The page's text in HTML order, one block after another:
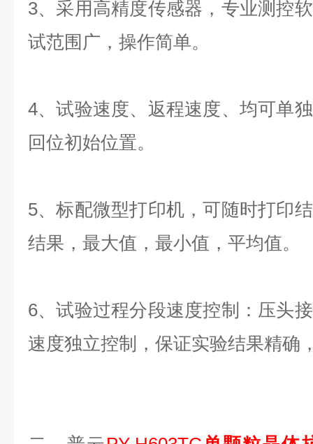
3、采用高精度传感器，专业测控
试范围广，操作简单。
4、试验速度、返程速度、均可单
回位初始位置。
5、标配微型打印机，可随时打印
结果，最大值，最小值，平均值。
6、试验过程分段速度控制：压头
速度独立控制，保证实验结果精确